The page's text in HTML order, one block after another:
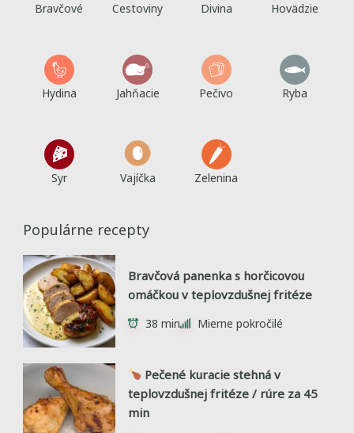
Bravčové Cestoviny Divina Hovädzie
Hydina Jahňacie Pečivo Ryba
Syr Vajíčka Zelenina
Populárne recepty
Bravčová panenka s horčicovou
omáčkou v teplovzdušnej fritéze
38 min Mierne pokročilé
Pečené kuracie stehná v
teplovzdušnej fritéze / rúre za 45
min